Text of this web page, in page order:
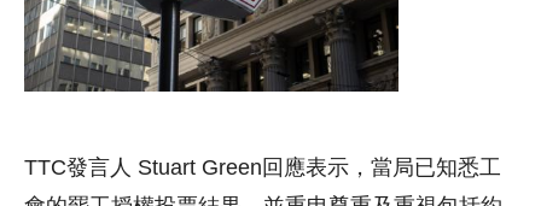
TTC發言人 Stuart Green回應表示，當局已知悉工